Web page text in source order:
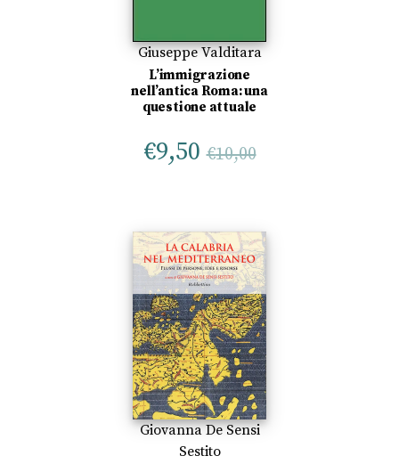
Giuseppe Valditara
L’immigrazione
nell’antica Roma: una
questione attuale
€9,50 €10,00
Giovanna De Sensi
Sestito